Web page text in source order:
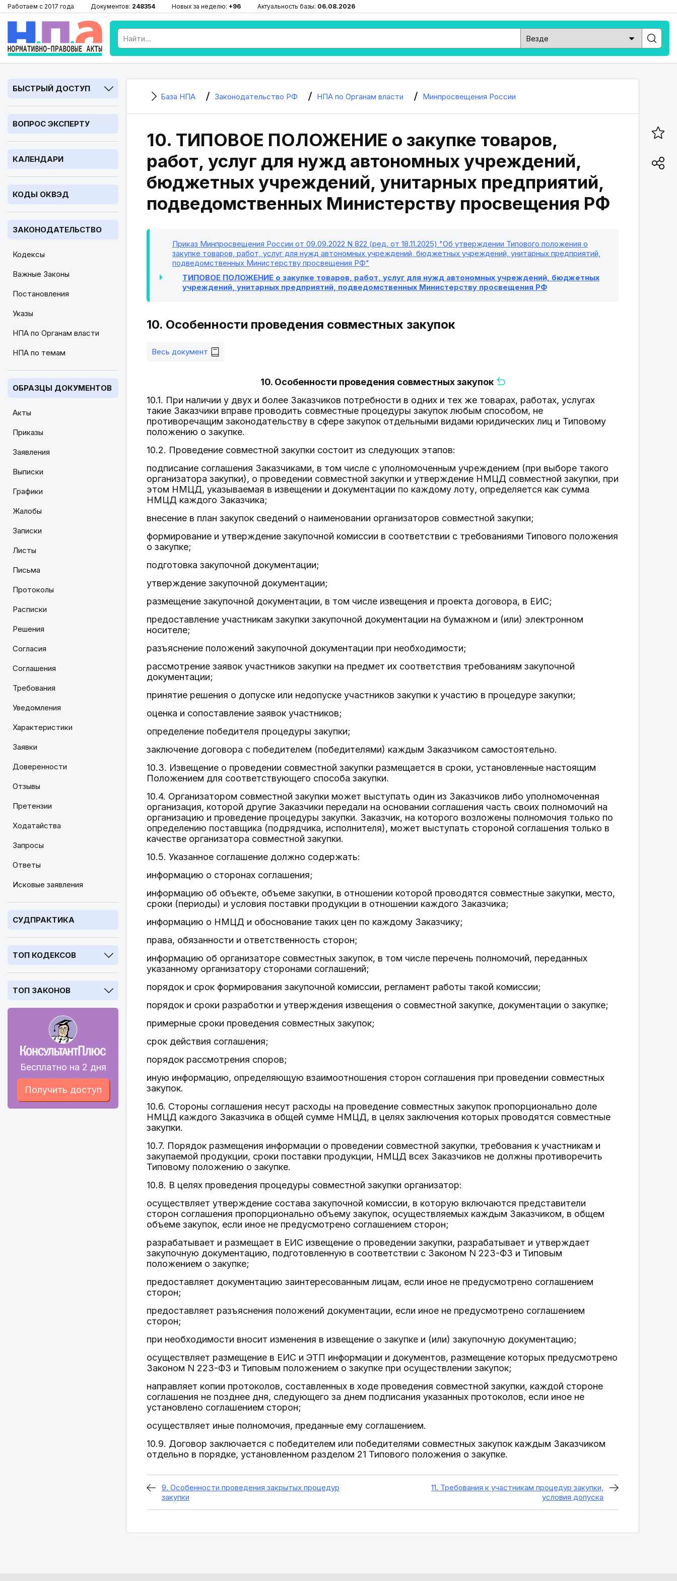
Работаем с 2017 года Документов: 248354 Новых за неделю: +96 Актуальность базы: 06.08.2026
БЫСТРЫЙ ДОСТУП
ВОПРОС ЭКСПЕРТУ
КАЛЕНДАРИ
КОДЫ ОКВЭД
ЗАКОНОДАТЕЛЬСТВО
Кодексы
Важные Законы
Постановления
Указы
НПА по Органам власти
НПА по темам
ОБРАЗЦЫ ДОКУМЕНТОВ
Акты
Приказы
Заявления
Выписки
Графики
Жалобы
Записки
Листы
Письма
Протоколы
Расписки
Решения
Согласия
Соглашения
Требования
Уведомления
Характеристики
Заявки
Доверенности
Отзывы
Претензии
Ходатайства
Запросы
Ответы
Исковые заявления
СУДПРАКТИКА
ТОП КОДЕКСОВ
ТОП ЗАКОНОВ
Бесплатно на 2 дня
Получить доступ
База НПА Законодательство РФ НПА по Органам власти Минпросвещения России
10. ТИПОВОЕ ПОЛОЖЕНИЕ о закупке товаров,
работ, услуг для нужд автономных учреждений,
бюджетных учреждений, унитарных предприятий,
подведомственных Министерству просвещения РФ
Приказ Минпросвещения России от 09.09.2022 N 822 (ред. от 18.11.2025) "Об утверждении Типового положения о
закупке товаров, работ, услуг для нужд автономных учреждений, бюджетных учреждений, унитарных предприятий,
подведомственных Министерству просвещения РФ"
ТИПОВОЕ ПОЛОЖЕНИЕ о закупке товаров, работ, услуг для нужд автономных учреждений, бюджетных
учреждений, унитарных предприятий, подведомственных Министерству просвещения РФ
10. Особенности проведения совместных закупок
Весь документ
10. Особенности проведения совместных закупок
10.1. При наличии у двух и более Заказчиков потребности в одних и тех же товарах, работах, услугах
такие Заказчики вправе проводить совместные процедуры закупок любым способом, не
противоречащим законодательству в сфере закупок отдельными видами юридических лиц и Типовому
положению о закупке.
10.2. Проведение совместной закупки состоит из следующих этапов:
подписание соглашения Заказчиками, в том числе с уполномоченным учреждением (при выборе такого
организатора закупки), о проведении совместной закупки и утверждение НМЦД совместной закупки, при
этом НМЦД, указываемая в извещении и документации по каждому лоту, определяется как сумма
НМЦД каждого Заказчика;
внесение в план закупок сведений о наименовании организаторов совместной закупки;
формирование и утверждение закупочной комиссии в соответствии с требованиями Типового положения
о закупке;
подготовка закупочной документации;
утверждение закупочной документации;
размещение закупочной документации, в том числе извещения и проекта договора, в ЕИС;
предоставление участникам закупки закупочной документации на бумажном и (или) электронном
носителе;
разъяснение положений закупочной документации при необходимости;
рассмотрение заявок участников закупки на предмет их соответствия требованиям закупочной
документации;
принятие решения о допуске или недопуске участников закупки к участию в процедуре закупки;
оценка и сопоставление заявок участников;
определение победителя процедуры закупки;
заключение договора с победителем (победителями) каждым Заказчиком самостоятельно.
10.3. Извещение о проведении совместной закупки размещается в сроки, установленные настоящим
Положением для соответствующего способа закупки.
10.4. Организатором совместной закупки может выступать один из Заказчиков либо уполномоченная
организация, которой другие Заказчики передали на основании соглашения часть своих полномочий на
организацию и проведение процедуры закупки. Заказчик, на которого возложены полномочия только по
определению поставщика (подрядчика, исполнителя), может выступать стороной соглашения только в
качестве организатора совместной закупки.
10.5. Указанное соглашение должно содержать:
информацию о сторонах соглашения;
информацию об объекте, объеме закупки, в отношении которой проводятся совместные закупки, место,
сроки (периоды) и условия поставки продукции в отношении каждого Заказчика;
информацию о НМЦД и обоснование таких цен по каждому Заказчику;
права, обязанности и ответственность сторон;
информацию об организаторе совместных закупок, в том числе перечень полномочий, переданных
указанному организатору сторонами соглашений;
порядок и срок формирования закупочной комиссии, регламент работы такой комиссии;
порядок и сроки разработки и утверждения извещения о совместной закупке, документации о закупке;
примерные сроки проведения совместных закупок;
срок действия соглашения;
порядок рассмотрения споров;
иную информацию, определяющую взаимоотношения сторон соглашения при проведении совместных
закупок.
10.6. Стороны соглашения несут расходы на проведение совместных закупок пропорционально доле
НМЦД каждого Заказчика в общей сумме НМЦД, в целях заключения которых проводятся совместные
закупки.
10.7. Порядок размещения информации о проведении совместной закупки, требования к участникам и
закупаемой продукции, сроки поставки продукции, НМЦД всех Заказчиков не должны противоречить
Типовому положению о закупке.
10.8. В целях проведения процедуры совместной закупки организатор:
осуществляет утверждение состава закупочной комиссии, в которую включаются представители
сторон соглашения пропорционально объему закупок, осуществляемых каждым Заказчиком, в общем
объеме закупок, если иное не предусмотрено соглашением сторон;
разрабатывает и размещает в ЕИС извещение о проведении закупки, разрабатывает и утверждает
закупочную документацию, подготовленную в соответствии с Законом N 223-ФЗ и Типовым
положением о закупке;
предоставляет документацию заинтересованным лицам, если иное не предусмотрено соглашением
сторон;
предоставляет разъяснения положений документации, если иное не предусмотрено соглашением
сторон;
при необходимости вносит изменения в извещение о закупке и (или) закупочную документацию;
осуществляет размещение в ЕИС и ЭТП информации и документов, размещение которых предусмотрено
Законом N 223-ФЗ и Типовым положением о закупке при осуществлении закупок;
направляет копии протоколов, составленных в ходе проведения совместной закупки, каждой стороне
соглашения не позднее дня, следующего за днем подписания указанных протоколов, если иное не
установлено соглашением сторон;
осуществляет иные полномочия, преданные ему соглашением.
10.9. Договор заключается с победителем или победителями совместных закупок каждым Заказчиком
отдельно в порядке, установленном разделом 21 Типового положения о закупке.
9. Особенности проведения закрытых процедур
закупки
11. Требования к участникам процедур закупки,
условия допуска